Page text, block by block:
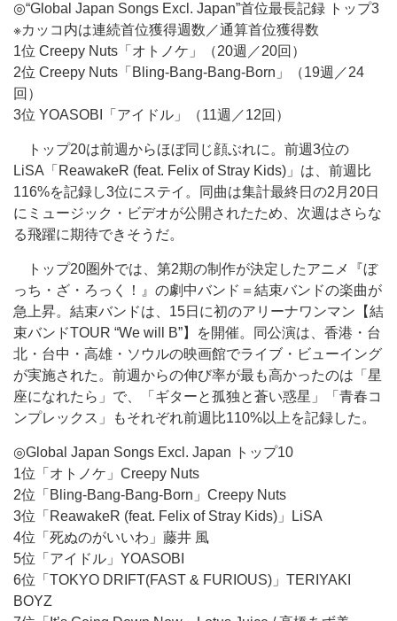
◎“Global Japan Songs Excl. Japan”首位最長記録 トップ3
※カッコ内は連続首位獲得週数／通算首位獲得数
1位 Creepy Nuts「オトノケ」（20週／20回）
2位 Creepy Nuts「Bling-Bang-Bang-Born」（19週／24
回）
3位 YOASOBI「アイドル」（11週／12回）
トップ20は前週からほぼ同じ顔ぶれに。前週3位の
LiSA「ReawakeR (feat. Felix of Stray Kids)」は、前週比
116%を記録し3位にステイ。同曲は集計最終日の2月20日
にミュージック・ビデオが公開されたため、次週はさらな
る飛躍に期待できそうだ。
トップ20圏外では、第2期の制作が決定したアニメ『ぼ
っち・ざ・ろっく！』の劇中バンド＝結束バンドの楽曲が
急上昇。結束バンドは、15日に初のアリーナワンマン【結
束バンドTOUR “We will B”】を開催。同公演は、香港・台
北・台中・高雄・ソウルの映画館でライブ・ビューイング
が実施された。前週からの伸び率が最も高かったのは「星
座になれたら」で、「ギターと孤独と蒼い惑星」「青春コ
ンプレックス」もそれぞれ前週比110%以上を記録した。
◎Global Japan Songs Excl. Japan トップ10
1位「オトノケ」Creepy Nuts
2位「Bling-Bang-Bang-Born」Creepy Nuts
3位「ReawakeR (feat. Felix of Stray Kids)」LiSA
4位「死ぬのがいいわ」藤井 風
5位「アイドル」YOASOBI
6位「TOKYO DRIFT(FAST & FURIOUS)」TERIYAKI
BOYZ